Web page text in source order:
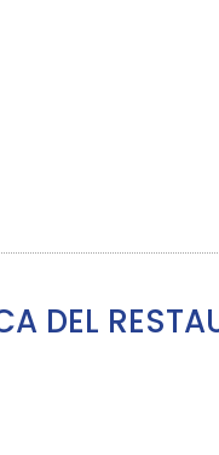
DEL